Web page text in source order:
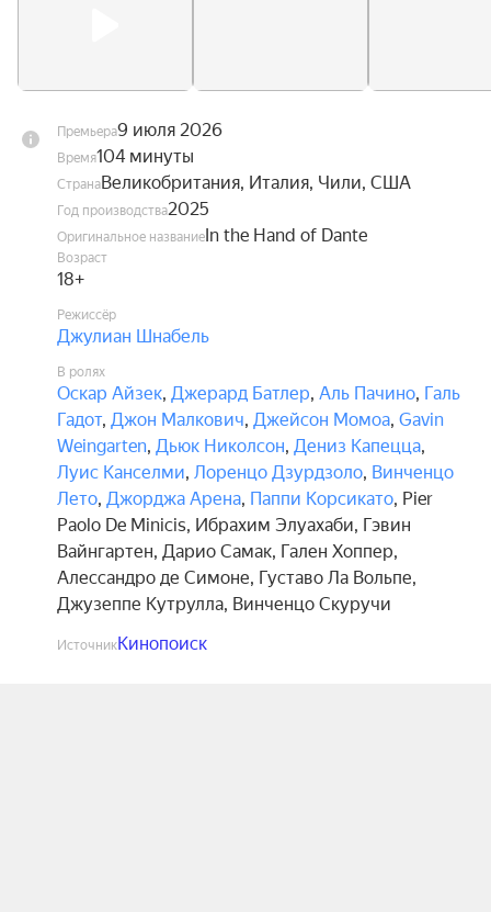
Премьера9 июля 2026
Время104 минуты
СтранаВеликобритания, Италия, Чили, США
Год производства2025
Оригинальное названиеIn the Hand of Dante
Возраст
18+
Режиссёр
Джулиан Шнабель
В ролях
Оскар Айзек, Джерард Батлер, Аль Пачино, Галь
Гадот, Джон Малкович, Джейсон Момоа, Gavin
Weingarten, Дьюк Николсон, Дениз Капецца,
Луис Канселми, Лоренцо Дзурдзоло, Винченцо
Лето, Джорджа Арена, Паппи Корсикато, Pier
Paolo De Minicis, Ибрахим Элуахаби, Гэвин
Вайнгартен, Дарио Самак, Гален Хоппер,
Алессандро де Симоне, Густаво Ла Вольпе,
Джузеппе Кутрулла, Винченцо Скуручи
ИсточникКинопоиск